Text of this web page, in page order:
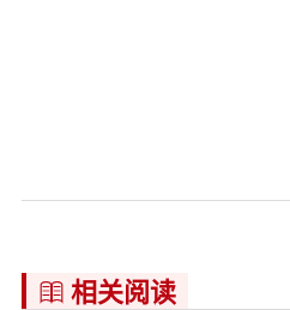
 相关阅读